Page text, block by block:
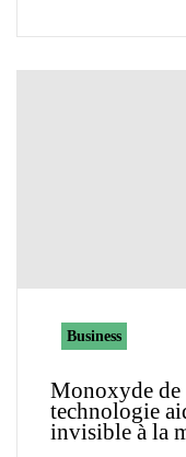
Business
Monoxyde de
technologie
invisible à la